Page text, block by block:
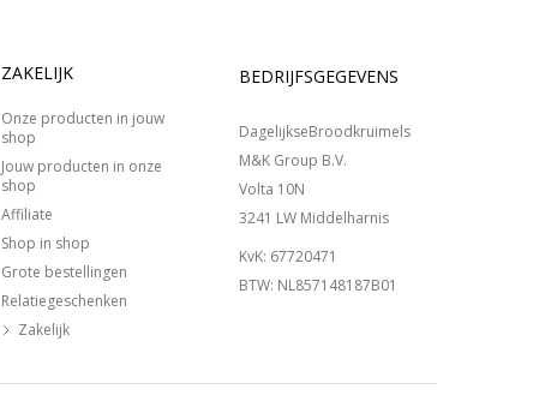
ZAKELIJK
Onze producten in jouw
shop
Jouw producten in onze
shop
Affiliate
Shop in shop
Grote bestellingen
Relatiegeschenken
Zakelijk
BEDRIJFSGEGEVENS
DagelijkseBroodkruimels
M&K Group B.V.
Volta 10N
3241 LW Middelharnis
KvK: 67720471
BTW: NL857148187B01